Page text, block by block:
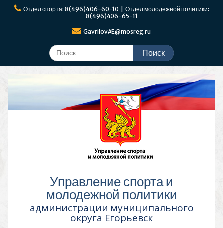
ПерейтиОтдел спорта: 8(496)406-60-10 | Отдел молодежной политики:
8(496)406-65-11
GavrilovAE@mosreg.ru
Поиск
по:
Управление спорта и
молодежной политики
администрации муниципального
округа Егорьевск